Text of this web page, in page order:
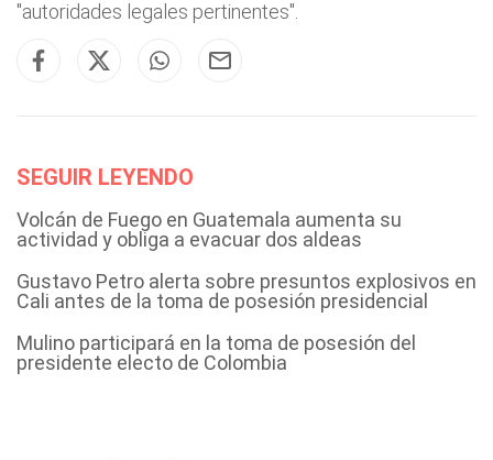
"autoridades legales pertinentes".
SEGUIR LEYENDO
Volcán de Fuego en Guatemala aumenta su
actividad y obliga a evacuar dos aldeas
Gustavo Petro alerta sobre presuntos explosivos en
Cali antes de la toma de posesión presidencial
Mulino participará en la toma de posesión del
presidente electo de Colombia